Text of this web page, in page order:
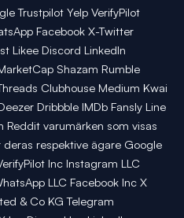
Trustpilot Yelp VerifyPilot
Facebook X-Twitter
Likee Discord LinkedIn
Shazam Rumble
Clubhouse Medium Kwai
Dribbble IMDb Fansly Line
Reddit varumärken som visas
respektive ägare Google
Inc Instagram LLC
LLC Facebook Inc X
& Co KG Telegram